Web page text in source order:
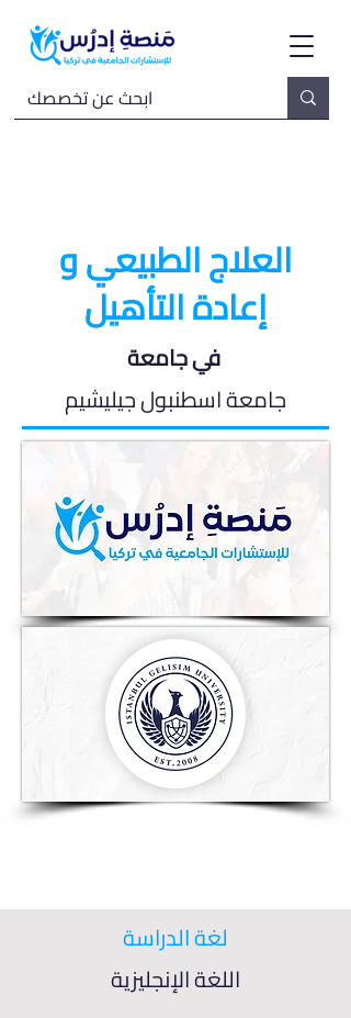
العلاج الطبيعي و
إعادة التأهيل
في جامعة
جامعة اسطنبول جيليشيم
لغة الدراسة
اللغة الإنجليزية